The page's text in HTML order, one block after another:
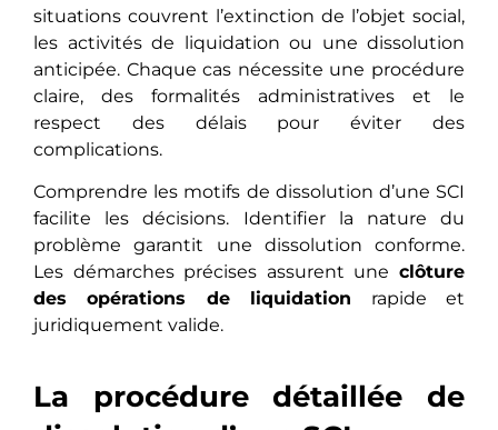
situations couvrent l’extinction de l’objet social,
les activités de liquidation ou une dissolution
anticipée. Chaque cas nécessite une procédure
claire, des formalités administratives et le
respect des délais pour éviter des
complications.
Comprendre les motifs de dissolution d’une SCI
facilite les décisions. Identifier la nature du
problème garantit une dissolution conforme.
Les démarches précises assurent une clôture
des opérations de liquidation rapide et
juridiquement valide.
La procédure détaillée de